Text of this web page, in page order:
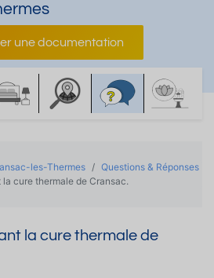
une documentation
les-Thermes
Questions & Réponses
cure thermale de Cransac.
la cure thermale de